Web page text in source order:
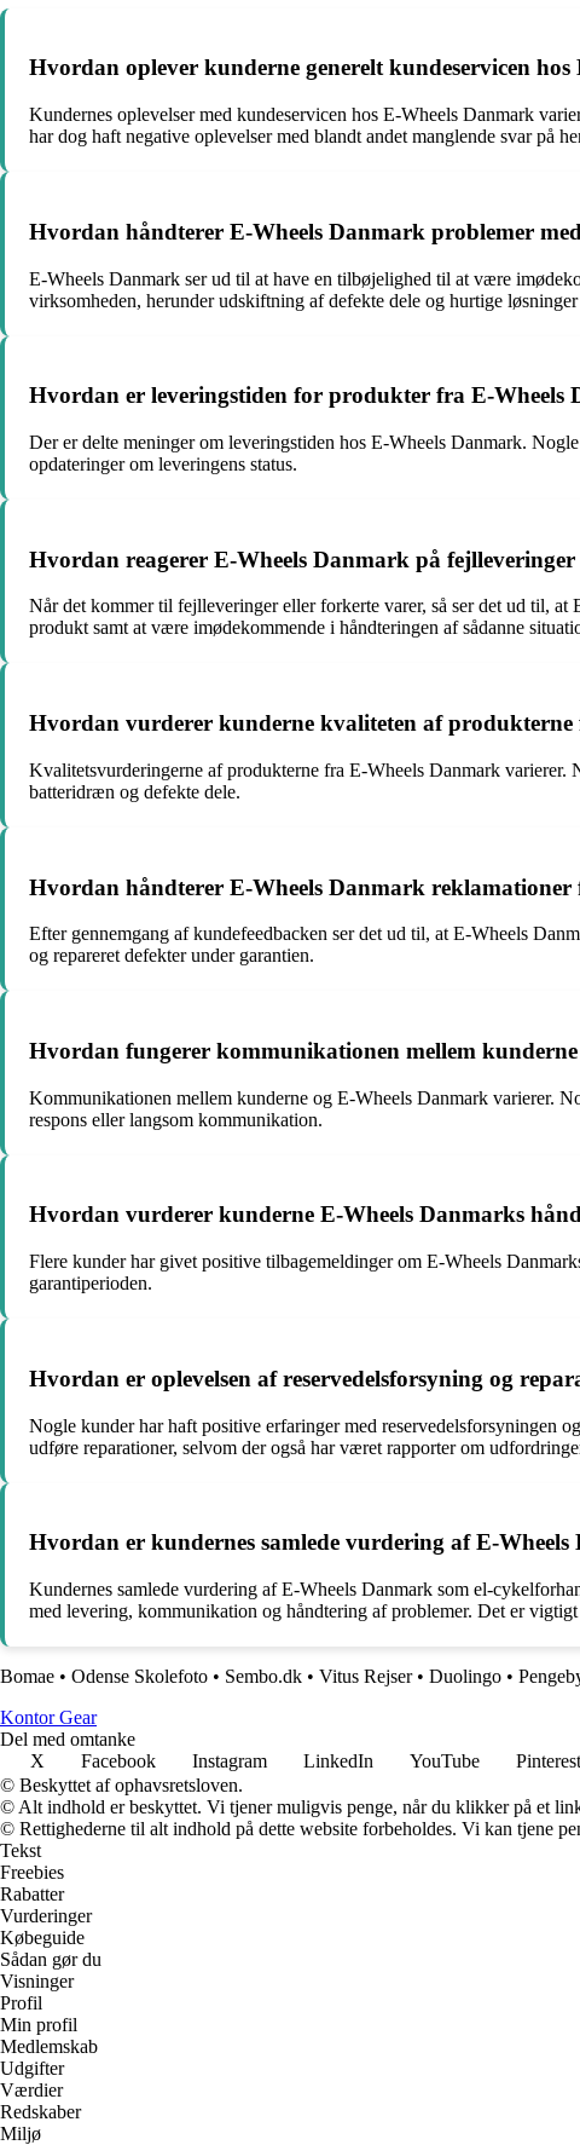
Hvordan oplever kunderne generelt kundeservicen
Kundernes oplevelser med kundeservicen hos E-Wheels Danmark
har dog haft negative oplevelser med blandt andet manglende svar på
Hvordan håndterer E-Wheels Danmark problemer
E-Wheels Danmark ser ud til at have en tilbøjelighed til at være
virksomheden, herunder udskiftning af defekte dele og hurtige
Hvordan er leveringstiden for produkter fra E-Wheels
Der er delte meninger om leveringstiden hos E-Wheels Danmark.
opdateringer om leveringens status.
Hvordan reagerer E-Wheels Danmark på
Når det kommer til fejlleveringer eller forkerte varer, så ser det ud til,
produkt samt at være imødekommende i håndteringen af sådanne
Hvordan vurderer kunderne kvaliteten af produkterne
Kvalitetsvurderingerne af produkterne fra E-Wheels Danmark varierer.
batteridræn og defekte dele.
Hvordan håndterer E-Wheels Danmark reklamationer
Efter gennemgang af kundefeedbacken ser det ud til, at E-Wheels
og repareret defekter under garantien.
Hvordan fungerer kommunikationen mellem
Kommunikationen mellem kunderne og E-Wheels Danmark varierer.
respons eller langsom kommunikation.
Hvordan vurderer kunderne E-Wheels Danmarks
Flere kunder har givet positive tilbagemeldinger om E-Wheels
garantiperioden.
Hvordan er oplevelsen af reservedelsforsyning og
Nogle kunder har haft positive erfaringer med reservedelsforsyningen
udføre reparationer, selvom der også har været rapporter om
Hvordan er kundernes samlede vurdering af E-
Kundernes samlede vurdering af E-Wheels Danmark som el-
med levering, kommunikation og håndtering af problemer. Det er
Bomae • Odense Skolefoto • Sembo.dk • Vitus Rejser• Duolingo •
Kontor Gear
Del med omtanke
X
Facebook Instagram LinkedIn YouTube Pinterest
© Beskyttet af ophavsretsloven.
© Alt indhold er beskyttet. Vi tjener muligvis penge, når du klikker på et
© Rettighederne til alt indhold på dette website forbeholdes. Vi kan tjene
Tekst
Freebies
Rabatter
Vurderinger
Købeguide
Sådan gør du
Visninger
Profil
Min profil
Medlemskab
Udgifter
Værdier
Redskaber
Miljø